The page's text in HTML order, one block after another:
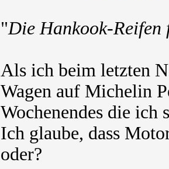
"Die Hankook-Reifen
Als ich beim letzten
Wagen auf Michelin
Wochenendes die
Ich glaube, dass
oder?